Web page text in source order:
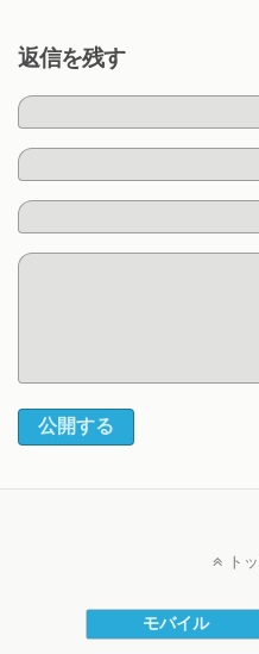
返信を残す
公開する
ト
モバイル